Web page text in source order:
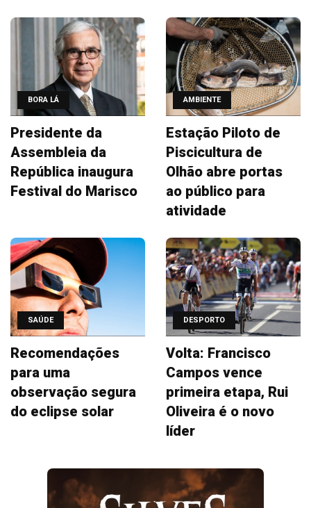
BORA LÁ
Presidente da
Assembleia da
República inaugura
Festival do Marisco
AMBIENTE
Estação Piloto de
Piscicultura de
Olhão abre portas
ao público para
atividade
SAÚDE
Recomendações
para uma
observação segura
do eclipse solar
DESPORTO
Volta: Francisco
Campos vence
primeira etapa, Rui
Oliveira é o novo
líder